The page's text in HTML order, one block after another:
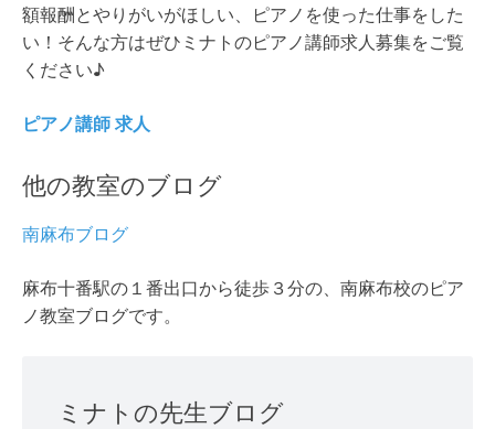
額報酬とやりがいがほしい、ピアノを使った仕事をした
い！そんな方はぜひミナトのピアノ講師求人募集をご覧
ください♪
ピアノ講師 求人
他の教室のブログ
南麻布ブログ
麻布十番駅の１番出口から徒歩３分の、南麻布校のピア
ノ教室ブログです。
ミナトの先生ブログ